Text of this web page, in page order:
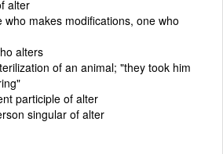
alter
who makes modifications, one who
alters
of an animal; "they took him
participle of alter
singular of alter